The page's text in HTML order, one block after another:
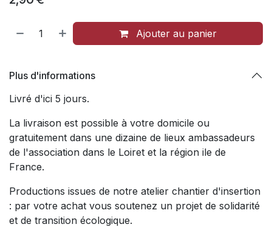
Ajouter au panier
Plus d'informations
Livré d'ici 5 jours.
La livraison est possible à votre domicile ou
gratuitement dans une dizaine de lieux ambassadeurs
de l'association dans le Loiret et la région ile de
France.
Productions issues de notre atelier chantier d'insertion
: par votre achat vous soutenez un projet de solidarité
et de transition écologique.